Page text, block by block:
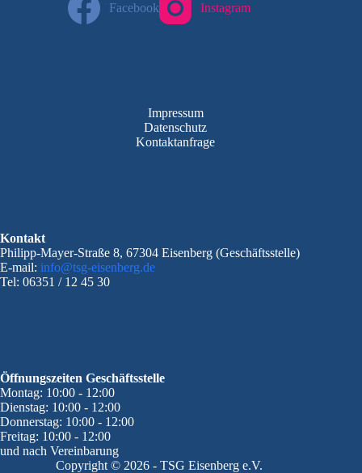
Facebook Instagram
Impressum
Datenschutz
Kontaktanfrage
Kontakt
Philipp-Mayer-Straße 8, 67304 Eisenberg (Geschäftsstelle)
E-mail: info@tsg-eisenberg.de
Tel: 06351 / 12 45 30
Öffnungszeiten Geschäftsstelle
Montag: 10:00 - 12:00
Dienstag: 10:00 - 12:00
Donnerstag: 10:00 - 12:00
Freitag: 10:00 - 12:00
und nach Vereinbarung
Copyright © 2026 - TSG Eisenberg e.V.